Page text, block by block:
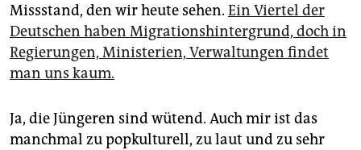
Missstand, den wir heute sehen. Ein Viertel der
Deutschen haben Migrationshintergrund, doch in
Regierungen, Ministerien, Verwaltungen findet
man uns kaum.
Ja, die Jüngeren sind wütend. Auch mir ist das
manchmal zu popkulturell, zu laut und zu sehr